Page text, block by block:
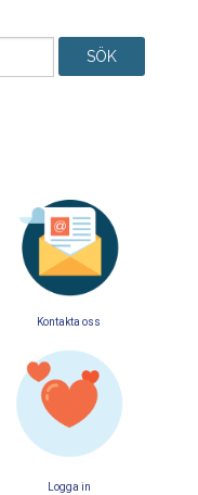
Kontakta oss
Logga in